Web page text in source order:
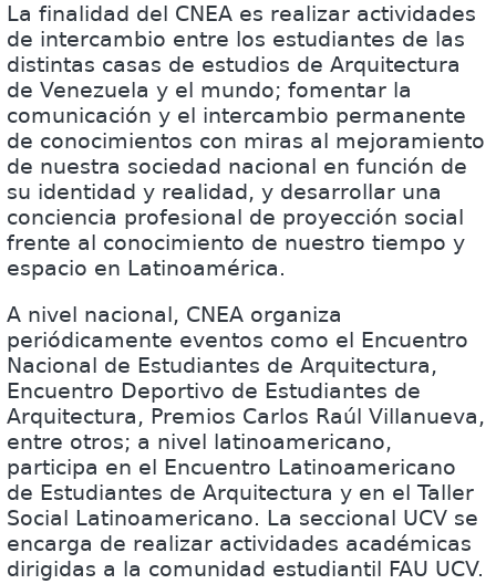
La finalidad del CNEA es realizar actividades
de intercambio entre los estudiantes de las
distintas casas de estudios de Arquitectura
de Venezuela y el mundo; fomentar la
comunicación y el intercambio permanente
de conocimientos con miras al mejoramiento
de nuestra sociedad nacional en función de
su identidad y realidad, y desarrollar una
conciencia profesional de proyección social
frente al conocimiento de nuestro tiempo y
espacio en Latinoamérica.
A nivel nacional, CNEA organiza
periódicamente eventos como el Encuentro
Nacional de Estudiantes de Arquitectura,
Encuentro Deportivo de Estudiantes de
Arquitectura, Premios Carlos Raúl Villanueva,
entre otros; a nivel latinoamericano,
participa en el Encuentro Latinoamericano
de Estudiantes de Arquitectura y en el Taller
Social Latinoamericano. La seccional UCV se
encarga de realizar actividades académicas
dirigidas a la comunidad estudiantil FAU UCV.